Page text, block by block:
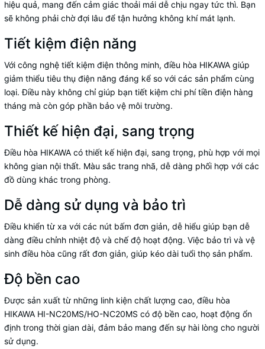
hiệu quả, mang đến cảm giác thoải mái dễ chịu ngay tức thì. Bạn
sẽ không phải chờ đợi lâu để tận hưởng không khí mát lạnh.
Tiết kiệm điện năng
Với công nghệ tiết kiệm điện thông minh, điều hòa HIKAWA giúp
giảm thiểu tiêu thụ điện năng đáng kể so với các sản phẩm cùng
loại. Điều này không chỉ giúp bạn tiết kiệm chi phí tiền điện hàng
tháng mà còn góp phần bảo vệ môi trường.
Thiết kế hiện đại, sang trọng
Điều hòa HIKAWA có thiết kế hiện đại, sang trọng, phù hợp với mọi
không gian nội thất. Màu sắc trang nhã, dễ dàng phối hợp với các
đồ dùng khác trong phòng.
Dễ dàng sử dụng và bảo trì
Điều khiển từ xa với các nút bấm đơn giản, dễ hiểu giúp bạn dễ
dàng điều chỉnh nhiệt độ và chế độ hoạt động. Việc bảo trì và vệ
sinh điều hòa cũng rất đơn giản, giúp kéo dài tuổi thọ sản phẩm.
Độ bền cao
Được sản xuất từ những linh kiện chất lượng cao, điều hòa
HIKAWA HI-NC20MS/HO-NC20MS có độ bền cao, hoạt động ổn
định trong thời gian dài, đảm bảo mang đến sự hài lòng cho người
sử dụng.